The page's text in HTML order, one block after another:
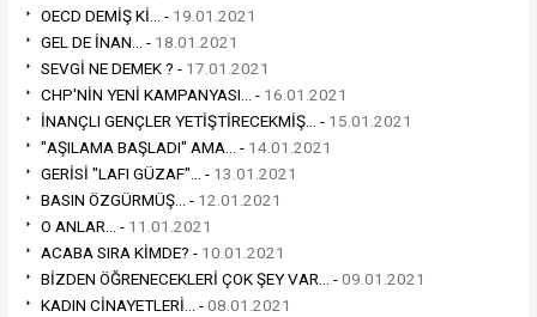
OECD DEMİŞ Kİ... - 19.01.2021
GEL DE İNAN... - 18.01.2021
SEVGİ NE DEMEK ? - 17.01.2021
CHP'NİN YENİ KAMPANYASI... - 16.01.2021
İNANÇLI GENÇLER YETİŞTİRECEKMİŞ... - 15.01.2021
"AŞILAMA BAŞLADI" AMA... - 14.01.2021
GERİSİ "LAFI GÜZAF"... - 13.01.2021
BASIN ÖZGÜRMÜŞ... - 12.01.2021
O ANLAR... - 11.01.2021
ACABA SIRA KİMDE? - 10.01.2021
BİZDEN ÖĞRENECEKLERİ ÇOK ŞEY VAR... -09.01.2021
KADIN CİNAYETLERİ... -08.01.2021